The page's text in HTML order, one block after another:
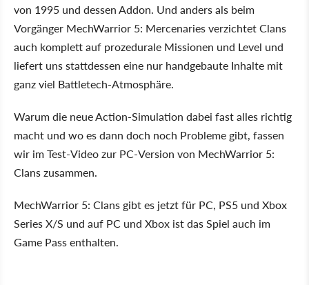
von 1995 und dessen Addon. Und anders als beim
Vorgänger MechWarrior 5: Mercenaries verzichtet Clans
auch komplett auf prozedurale Missionen und Level und
liefert uns stattdessen eine nur handgebaute Inhalte mit
ganz viel Battletech-Atmosphäre.
Warum die neue Action-Simulation dabei fast alles richtig
macht und wo es dann doch noch Probleme gibt, fassen
wir im Test-Video zur PC-Version von MechWarrior 5:
Clans zusammen.
MechWarrior 5: Clans gibt es jetzt für PC, PS5 und Xbox
Series X/S und auf PC und Xbox ist das Spiel auch im
Game Pass enthalten.